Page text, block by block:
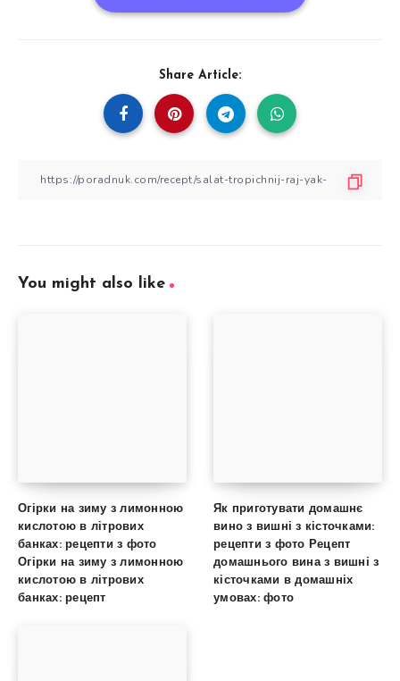
Share Article:
You might also like
Огірки на зиму з лимонною
кислотою в літрових
банках: рецепти з фото
Огірки на зиму з лимонною
кислотою в літрових
банках: рецепт
Як приготувати домашнє
вино з вишні з кісточками:
рецепти з фото Рецепт
домашнього вина з вишні з
кісточками в домашніх
умовах: фото